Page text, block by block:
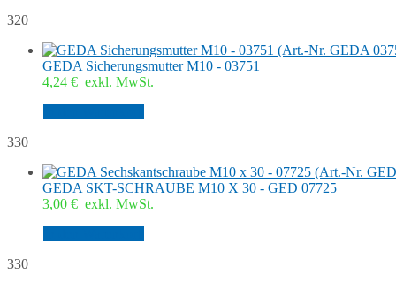
320
GEDA Sicherungsmutter M10 - 03751
4,24 € exkl. MwSt.
330
GEDA SKT-SCHRAUBE M10 X 30 - GED 07725
3,00 € exkl. MwSt.
330